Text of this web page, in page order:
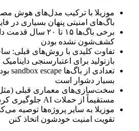
موزیلا با ترکیب مدل‌های هوش
باگ‌های امنیتی پنهان بسیاری در
برخی باگ‌ها ۱۵ تا ۲۰ سال قدمت
کشف‌شون نشده بودن
تفاوت کلیدی با روش‌های قبلی:
بازتولید برای اعتبارسنجی داینامیک
تعدادی از باگ‌ها sandbox escape
بسیار دشوار
است
سخت‌سازی‌های معماری قبلی
مستقیماً از حملات AI جلوگیری
موزیلا به سایر پروژه‌ها توصیه
تقویت امنیت خودشون اتخاذ کنن